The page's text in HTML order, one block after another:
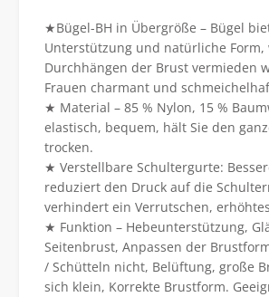
★Bügel-BH in Übergröße – Bügel
Unterstützung und natürliche Form,
Durchhängen der Brust vermieden
Frauen charmant und
★ Material – 85 % Nylon, 15 %
elastisch, bequem, hält Sie den
trocken.
★ Verstellbare Schultergurte:
reduziert den Druck auf die
verhindert ein Verrutschen,
★ Funktion – Hebeunterstützung,
Seitenbrust, Anpassen der
/ Schütteln nicht, Belüftung, große
sich klein, Korrekte Brustform.